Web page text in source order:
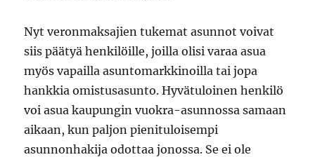
Nyt veronmaksajien tukemat asunnot voivat
siis päätyä henkilöille, joilla olisi varaa asua
myös vapailla asuntomarkkinoilla tai jopa
hankkia omistusasunto. Hyvätuloinen henkilö
voi asua kaupungin vuokra-asunnossa samaan
aikaan, kun paljon pienituloisempi
asunnonhakija odottaa jonossa. Se ei ole